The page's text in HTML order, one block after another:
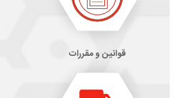
قوانین و مقررات